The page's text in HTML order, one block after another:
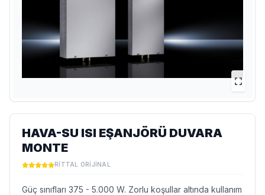
HAVA-SU ISI EŞANJÖRÜ DUVARA
MONTE
RITTAL ORIJINAL
Güç sınıfları 375 - 5.000 W. Zorlu koşullar altında kullanım